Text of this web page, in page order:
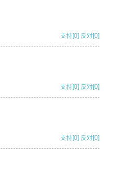
支持[0] 反对[0]
支持[0] 反对[0]
支持[0] 反对[0]